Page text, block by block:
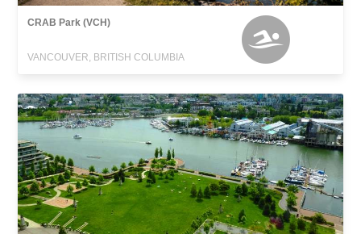
CRAB Park (VCH)
VANCOUVER, BRITISH COLUMBIA